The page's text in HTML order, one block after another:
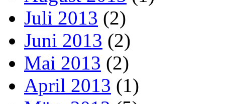
Juli 2013 (2)
Juni 2013 (2)
Mai 2013 (2)
April 2013 (1)